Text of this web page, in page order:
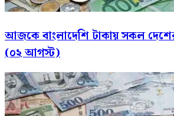
আজকে বাংলাদেশি টাকায় সকল দেশের
(০২ আগস্ট)